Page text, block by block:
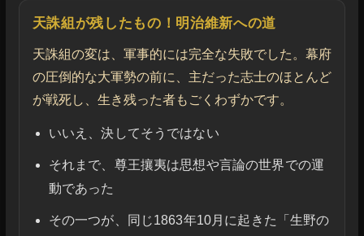
天誅組が残したもの！明治維新への道
天誅組の変は、軍事的には完全な失敗でした。幕府
の圧倒的な大軍勢の前に、主だった志士のほとんど
が戦死し、生き残った者もごくわずかです。
いいえ、決してそうではない
それまで、尊王攘夷は思想や言論の世界での運
動であった
その一つが、同じ1863年10月に起きた「生野の